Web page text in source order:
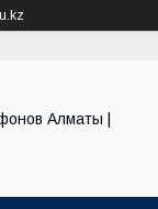
Алматы |